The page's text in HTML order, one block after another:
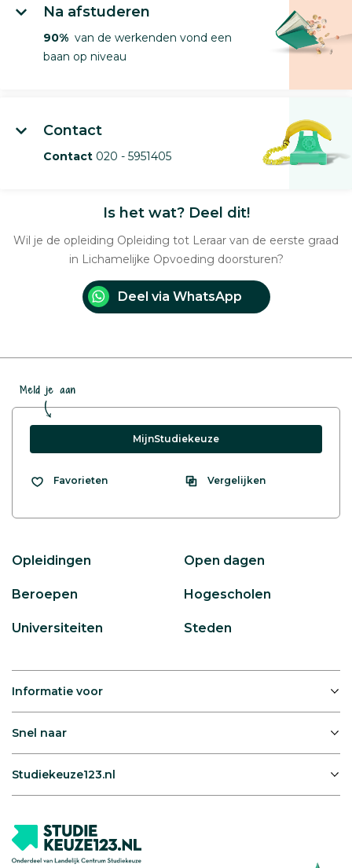
Na afstuderen
90% van de werkenden vond een
baan op niveau
Contact
Contact 020 - 5951405
Is het wat? Deel dit!
Wil je de opleiding Opleiding tot Leraar van de eerste graad
in Lichamelijke Opvoeding doorsturen?
Deel via WhatsApp
Meld je aan
MijnStudiekeuze
Favorieten Vergelijken
Opleidingen Open dagen
Beroepen Hogescholen
Universiteiten Steden
Informatie voor
Snel naar
Studiekeuze123.nl